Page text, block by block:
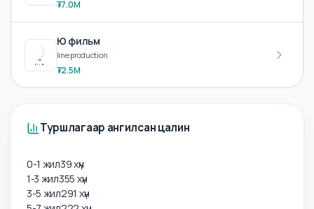
HR Mongolia
₮7.0M
line production
Туршлагаар ангилсан цалин